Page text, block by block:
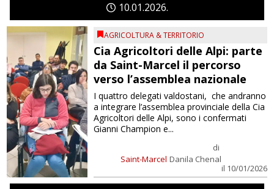
1001 2026
AGRICOLTURA & TERRITORIO
Cia Agricoltori delle Alpi: parte
da Saint-Marcel il percorso
verso l’assemblea nazionale
Saint-Marcel
di
Danila Chenal
il 10/01/2026
I quattro delegati valdostani, che andranno
a integrare l’assemblea provinciale della Cia
Agricoltori delle Alpi, sono i confermati
Gianni Champion e...